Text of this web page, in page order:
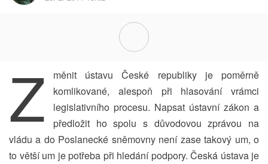
Z
měnit ústavu České republiky je poměrně
komlikované, alespoň při hlasování vrámci
legislativního procesu. Napsat ústavní zákon a
předložit ho spolu s důvodovou zprávou na
vládu a do Poslanecké sněmovny není zase takový um, o
to větší um je potřeba při hledání podpory. Česká ústava je